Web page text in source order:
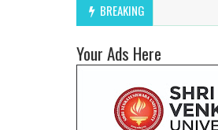
BREAKING
Your Ads Here